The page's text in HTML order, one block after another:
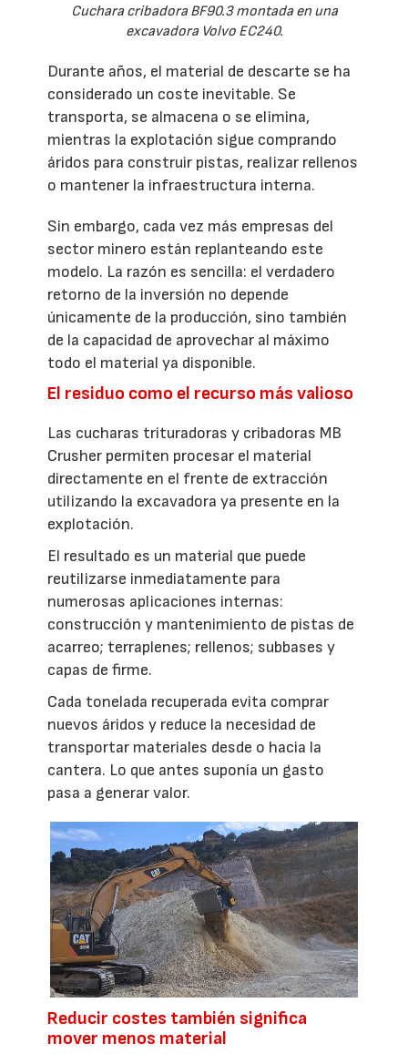
Cuchara cribadora BF90.3 montada en una
excavadora Volvo EC240.
Durante años, el material de descarte se ha
considerado un coste inevitable. Se
transporta, se almacena o se elimina,
mientras la explotación sigue comprando
áridos para construir pistas, realizar rellenos
o mantener la infraestructura interna.
Sin embargo, cada vez más empresas del
sector minero están replanteando este
modelo. La razón es sencilla: el verdadero
retorno de la inversión no depende
únicamente de la producción, sino también
de la capacidad de aprovechar al máximo
todo el material ya disponible.
El residuo como el recurso más valioso
Las cucharas trituradoras y cribadoras MB
Crusher permiten procesar el material
directamente en el frente de extracción
utilizando la excavadora ya presente en la
explotación.
El resultado es un material que puede
reutilizarse inmediatamente para
numerosas aplicaciones internas:
construcción y mantenimiento de pistas de
acarreo; terraplenes; rellenos; subbases y
capas de firme.
Cada tonelada recuperada evita comprar
nuevos áridos y reduce la necesidad de
transportar materiales desde o hacia la
cantera. Lo que antes suponía un gasto
pasa a generar valor.
Reducir costes también significa
mover menos material